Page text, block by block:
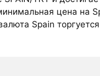
цена на
Spain